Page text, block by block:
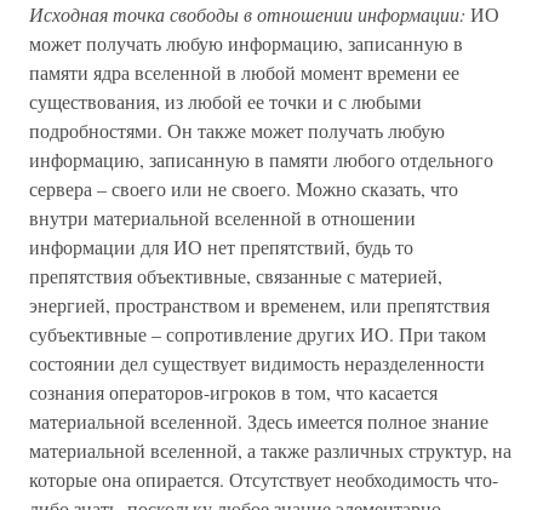
Исходная точка свободы в отношении информации: ИО
может получать любую информацию, записанную в
памяти ядра вселенной в любой момент времени ее
существования, из любой ее точки и с любыми
подробностями. Он также может получать любую
информацию, записанную в памяти любого отдельного
сервера – своего или не своего. Можно сказать, что
внутри материальной вселенной в отношении
информации для ИО нет препятствий, будь то
препятствия объективные, связанные с материей,
энергией, пространством и временем, или препятствия
субъективные – сопротивление других ИО. При таком
состоянии дел существует видимость неразделенности
сознания операторов-игроков в том, что касается
материальной вселенной. Здесь имеется полное знание
материальной вселенной, а также различных структур, на
которые она опирается. Отсутствует необходимость что-